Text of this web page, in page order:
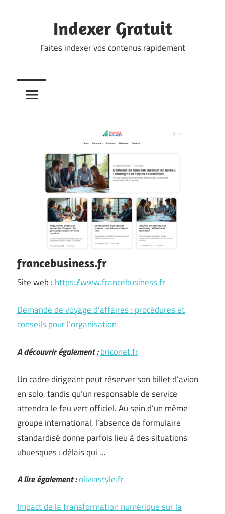
Indexer Gratuit
Faites indexer vos contenus rapidement
francebusiness.fr
Site web : https://www.francebusiness.fr
Demande de voyage d’affaires : procédures et
conseils pour l’organisation
A découvrir également :briconet.fr
Un cadre dirigeant peut réserver son billet d’avion
en solo, tandis qu’un responsable de service
attendra le feu vert officiel. Au sein d’un même
groupe international, l’absence de formulaire
standardisé donne parfois lieu à des situations
ubuesques : délais qui …
A lire également :oliviastyle.fr
Impact de la transformation numérique sur la